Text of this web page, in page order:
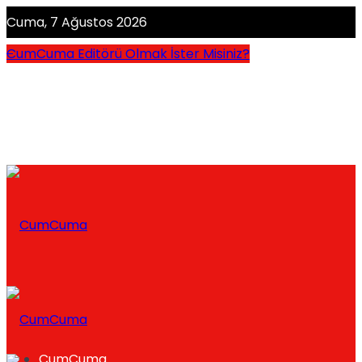
Cuma, 7 Ağustos 2026
CumCuma Editörü Olmak İster Misiniz?